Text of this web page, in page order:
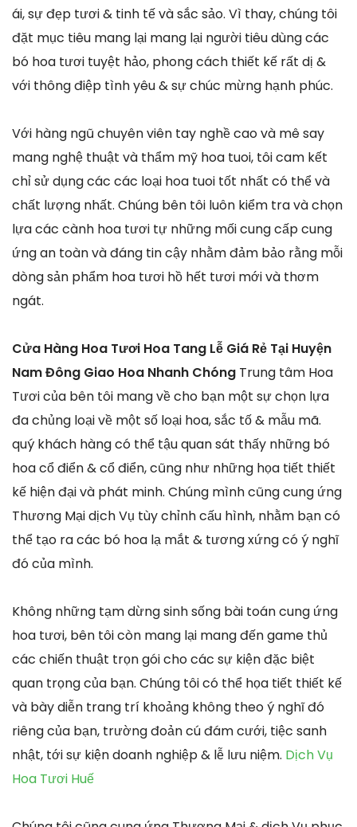
ái, sự đẹp tươi & tinh tế và sắc sảo. Vì thay, chúng tôi
đặt mục tiêu mang lại mang lại người tiêu dùng các
bó hoa tươi tuyệt hảo, phong cách thiết kế rất dị &
với thông điệp tình yêu & sự chúc mừng hạnh phúc.
Với hàng ngũ chuyên viên tay nghề cao và mê say
mang nghệ thuật và thẩm mỹ hoa tuoi, tôi cam kết
chỉ sử dụng các các loại hoa tuoi tốt nhất có thể và
chất lượng nhất. Chúng bên tôi luôn kiểm tra và chọn
lựa các cành hoa tươi tự những mối cung cấp cung
ứng an toàn và đáng tin cậy nhằm đảm bảo rằng mỗi
dòng sản phẩm hoa tươi hồ hết tươi mới và thơm
ngát.
Cửa Hàng Hoa Tươi Hoa Tang Lễ Giá Rẻ Tại Huyện
Nam Đông Giao Hoa Nhanh Chóng Trung tâm Hoa
Tươi của bên tôi mang về cho bạn một sự chọn lựa
đa chủng loại về một số loại hoa, sắc tố & mẫu mã.
quý khách hàng có thể tậu quan sát thấy những bó
hoa cổ điển & cổ điển, cũng như những họa tiết thiết
kế hiện đại và phát minh. Chúng mình cũng cung ứng
Thương Mại dịch Vụ tùy chỉnh cấu hình, nhằm bạn có
thể tạo ra các bó hoa lạ mắt & tương xứng có ý nghĩ
đó của mình.
Không những tạm dừng sinh sống bài toán cung ứng
hoa tươi, bên tôi còn mang lại mang đến game thủ
các chiến thuật trọn gói cho các sự kiện đặc biệt
quan trọng của bạn. Chúng tôi có thể họa tiết thiết kế
và bày diễn trang trí khoảng không theo ý nghĩ đó
riêng của bạn, trường đoản cú đám cưới, tiệc sanh
nhật, tới sự kiện doanh nghiệp & lễ lưu niệm. Dịch Vụ
Hoa Tươi Huế